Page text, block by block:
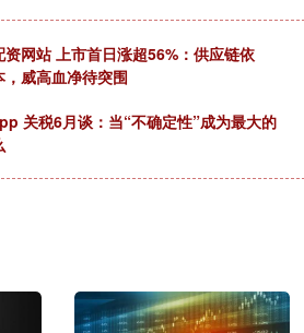
网站 上市首日涨超56%：供应链依
威高血净待突围
关税6月谈：当“不确定性”成为最大的